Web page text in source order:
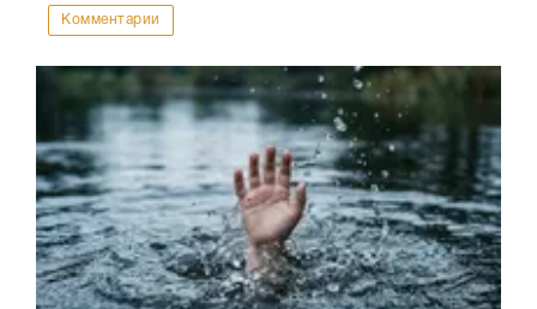
Комментарии